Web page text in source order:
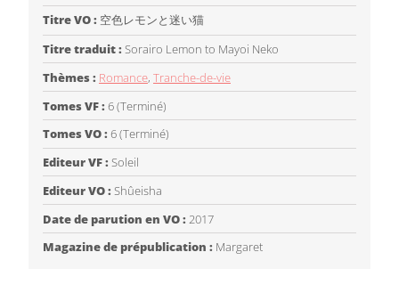
Titre VO : 空色レモンと迷い猫
Titre traduit : Sorairo Lemon to Mayoi Neko
Thèmes : Romance, Tranche-de-vie
Tomes VF : 6 (Terminé)
Tomes VO : 6 (Terminé)
Editeur VF : Soleil
Editeur VO : Shûeisha
Date de parution en VO : 2017
Magazine de prépublication : Margaret